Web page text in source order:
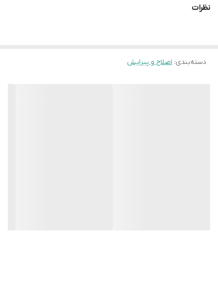
نظرات
دسته‌بندی: اصلاح و پیرایش